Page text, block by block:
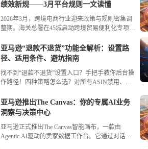
绩效新规——3月平台规则一文读懂
2026年3月，跨境电商行业迎来政策与规则密集调
整期。海关总署在45城启动跨境贸易便利化专项行
级；全国首票“TIR+保税”模式落地，西安开通多式
联运直达中亚新通道。平台方面，亚马逊推行
站保证金翻倍并上线账号健康评分；Shopee新加坡
站商城新绩效规则生效。进口监管转向前置清退，
个，对加拿大油菜籽、日本加拿大卤化丁基橡胶开
征反倾销税。
亚马逊“退款不退货”功能全解析：设置路
径、适用条件、避坑指南
找不到“退款不退货”设置入口？手把手教你后台操
作路径！四种策略怎么选？对所有ASIN禁用、为
配——一文讲透优缺点。附低货值/中价商品开启
建议、部分退款折中方案，让退货成本可控，利润
亚马逊推出The Canvas：你的专属AI业务
洞察与决策中心
亚马逊正式推出The Canvas智能画布，一款由
Agentic AI驱动的卖家数据工作台。它通过对话式